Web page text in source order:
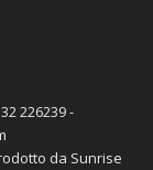
226239 -
da Sunrise